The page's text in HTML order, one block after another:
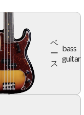
ベ
ー
ス
bass
guitar